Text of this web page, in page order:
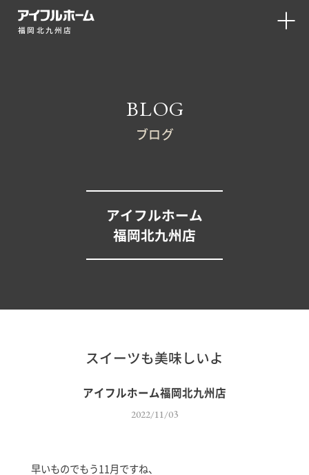
福岡北九州店
BLOG
ブログ
アイフルホーム
福岡北九州店
スイーツも美味しいよ
アイフルホーム福岡北九州店
2022/11/03
早いものでもう11月ですね、